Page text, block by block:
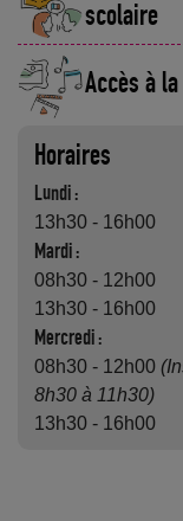
scolaire
Accès à
Horaires
Lundi :
13h30 - 16h00
Mardi :
08h30 - 12h00
13h30 - 16h00
Mercredi :
08h30 - 12h00
8h30 à 11h30)
13h30 - 16h00